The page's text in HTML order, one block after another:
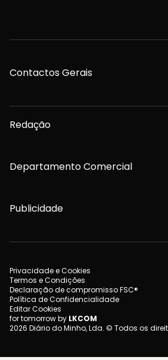
Contactos Gerais
Redação
Departamento Comercial
Publicidade
Privacidade e Cookies
Termos e Condições
Declaração de compromisso FSC®
Política de Confidencialidade
Editar Cookies
for tomorrow by LKCOM
2026 Diário do Minho, Lda. © Todos os